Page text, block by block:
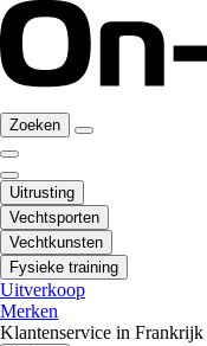
Zoeken
Uitrusting
Vechtsporten
Vechtkunsten
Fysieke training
Uitverkoop
Merken
Klantenservice in Frankrijk